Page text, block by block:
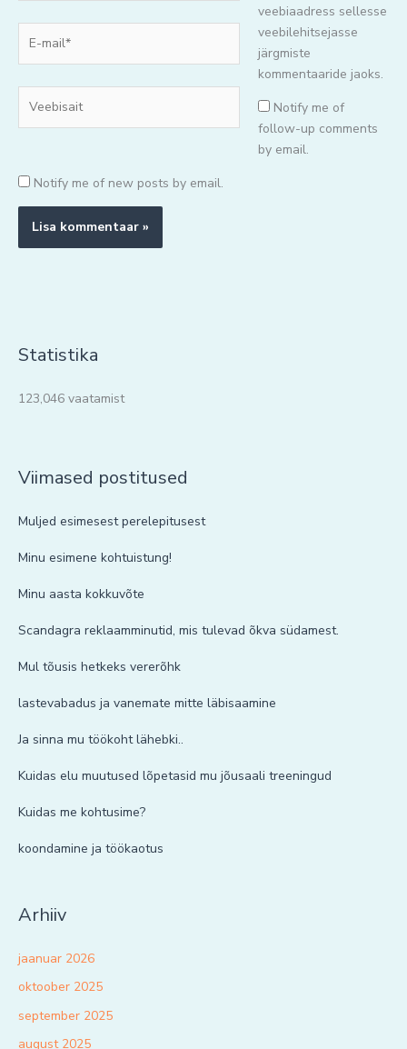
mail*
veebiaadress sellesse
veebilehitsejasse
järgmiste
kommentaaride jaoks.
Notify me of
follow-up comments
by email.
Notify me of new posts by email.
Statistika
123,046 vaatamist
Viimased postitused
Muljed esimesest perelepitusest
Minu esimene kohtuistung!
Minu aasta kokkuvõte
Scandagra reklaamminutid, mis tulevad õkva südamest.
Mul tõusis hetkeks vererõhk
lastevabadus ja vanemate mitte läbisaamine
Ja sinna mu töökoht lähebki..
Kuidas elu muutused lõpetasid mu jõusaali treeningud
Kuidas me kohtusime?
koondamine ja töökaotus
Arhiiv
jaanuar 2026
oktoober 2025
september 2025
august 2025